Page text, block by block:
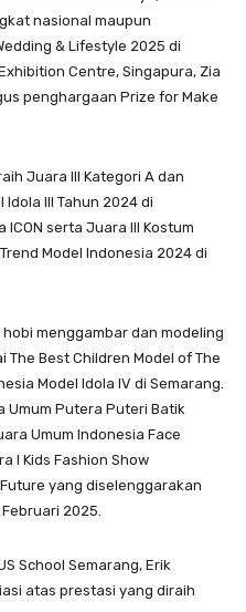
nasional maupun
& Lifestyle 2025 di
Centre, Singapura, Zia
penghargaan Prize for Make
Juara III Kategori A dan
III Tahun 2024 di
serta Juara III Kostum
Model Indonesia 2024 di
menggambar dan modeling
Best Children Model of The
Model Idola IV di Semarang.
Putera Puteri Batik
Umum Indonesia Face
I Kids Fashion Show
yang diselenggarakan
2025.
School Semarang, Erik
atas prestasi yang diraih